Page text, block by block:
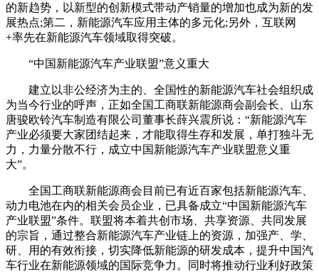
的新趋势，以新型的创新模式带动产销量的增加也成为新的发
展热点;第二，新能源汽车应用主体的多元化;另外，互联网
+率先在新能源汽车领域取得突破。
“中国新能源汽车产业联盟”意义重大
建立以非公经济为主的、全国性的新能源汽车社会组织成
为当今行业的呼声，正如全国工商联新能源商会副会长、山东
唐骏欧铃汽车制造有限公司董事长薛兴震所说：“新能源汽车
产业必须要大家团结起来，才能取得生存和发展，单打独斗无
力，力量分散不行，成立中国新能源汽车产业联盟意义重
大”。
全国工商联新能源商会目前已有近百家包括新能源汽车、
动力电池在内的相关会员企业，已具备成立“中国新能源汽车
产业联盟”条件。联盟将本着共创市场、共享资源、共同发展
的宗旨，通过整合新能源汽车产业链上的资源，加强产、学、
研、用的有效衔接，切实降低新能源的研发成本，提升中国汽
车行业在新能源领域的国际竞争力。同时将推动行业利好政策